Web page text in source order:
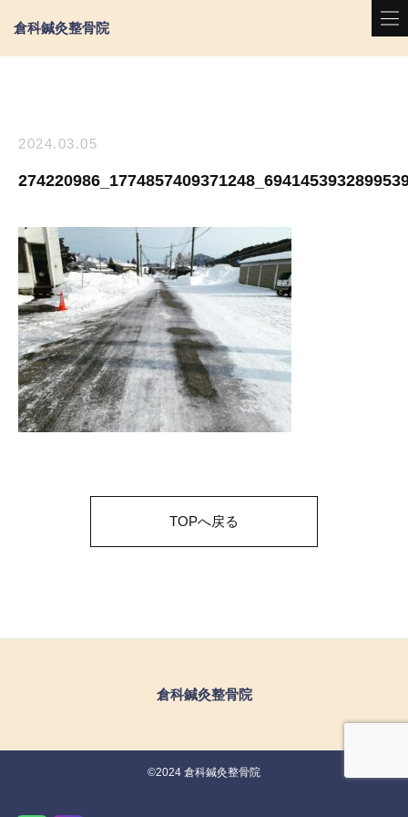
倉科鍼灸整骨院
2024.03.05
TOPへ戻る
倉科鍼灸整骨院
©2024 倉科鍼灸整骨院